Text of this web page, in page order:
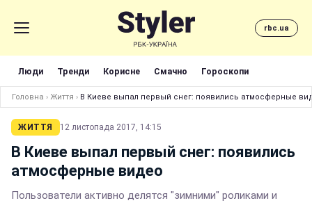
rbc.ua
Люди Тренди Корисне Смачно Гороскопи
Головна › Життя › В Киеве выпал первый снег: появились атмосферные
ЖИТТЯ 12 листопада 2017, 14:15
В Киеве выпал первый снег: появились
атмосферные видео
Пользователи активно делятся "зимними" роликами и